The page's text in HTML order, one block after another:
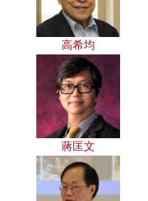
高希均
蔣匡文